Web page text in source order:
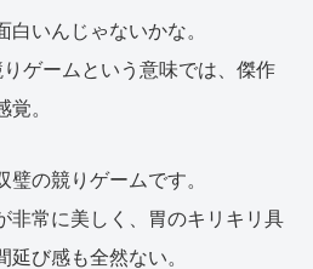
いんじゃないかな。
ゲームという意味では、傑作
。
の競りゲームです。
非常に美しく、胃のキリキリ具
び感も全然ない。